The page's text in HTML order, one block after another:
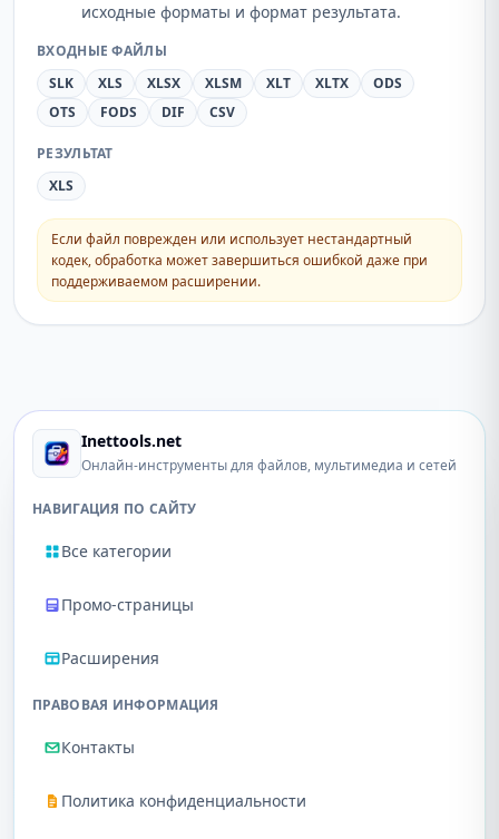
исходные форматы и формат результата.
ВХОДНЫЕ ФАЙЛЫ
SLK
XLS XLSX XLSM XLT XLTX
ODS
OTS
FODS DIF CSV
РЕЗУЛЬТАТ
XLS
Если файл поврежден или использует нестандартный
кодек, обработка может завершиться ошибкой даже при
поддерживаемом расширении.
Inettools.net
Онлайн-инструменты для файлов, мультимедиа и сетей
НАВИГАЦИЯ ПО САЙТУ
Все категории
Промо-страницы
Расширения
ПРАВОВАЯ ИНФОРМАЦИЯ
Контакты
Политика конфиденциальности